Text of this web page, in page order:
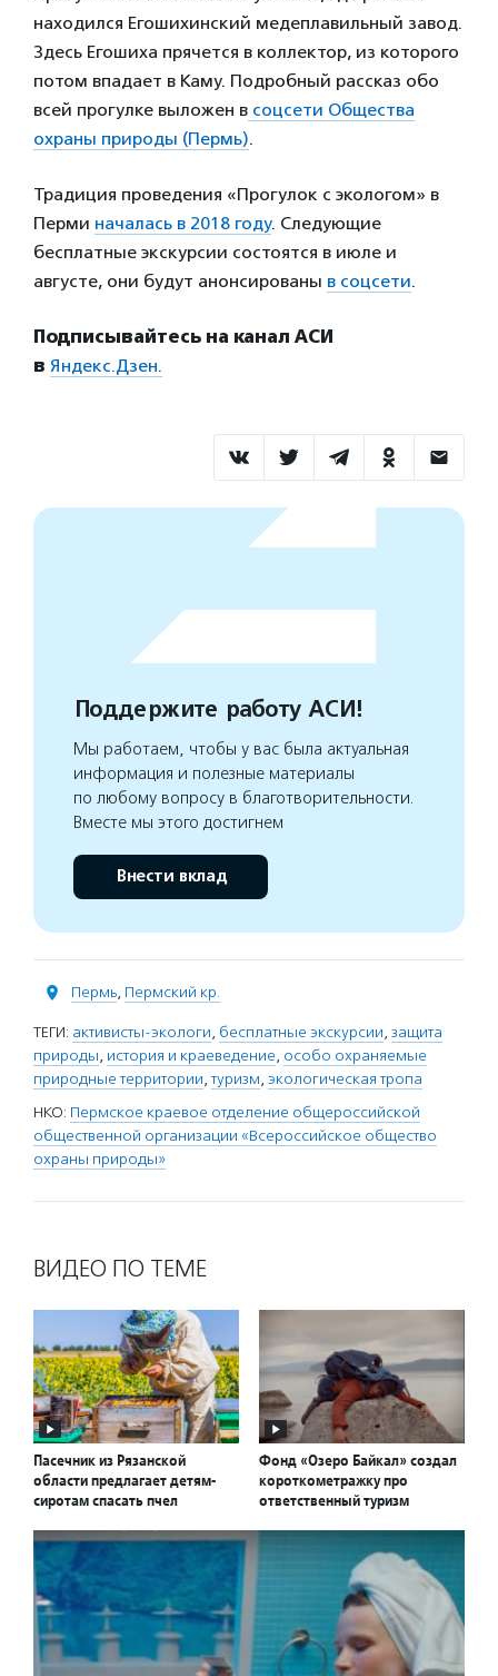
находился Егошихинский медеплавильный завод.
Здесь Егошиха прячется в коллектор, из которого
потом впадает в Каму. Подробный рассказ обо
всей прогулке выложен в соцсети Общества
охраны природы (Пермь).
Традиция проведения «Прогулок с экологом» в
Перми началась в 2018 году. Следующие
бесплатные экскурсии состоятся в июле и
августе, они будут анонсированы в соцсети.
Подписывайтесь на канал АСИ
в Яндекс.Дзен.
Поддержите работу АСИ!
Мы работаем, чтобы у вас была актуальная
информация и полезные материалы
по любому вопросу в благотворительности.
Вместе мы этого достигнем
Внести вклад
Пермь, Пермский кр.
ТЕГИ: активисты-экологи, бесплатные экскурсии, защита
природы, история и краеведение, особо охраняемые
природные территории,туризм, экологическая тропа
НКО: Пермское краевое отделение общероссийской
общественной организации «Всероссийское общество
охраны природы»
ВИДЕО ПО ТЕМЕ
Пасечник из Рязанской
области предлагает детям-
сиротам спасать пчел
Фонд «Озеро Байкал» создал
короткометражку про
ответственный туризм